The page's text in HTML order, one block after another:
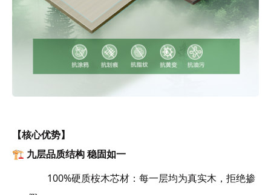
【核心优势】
🏗️ 九层品质结构 稳固如一
100%硬质桉木芯材：每一层均为真实木，拒绝掺